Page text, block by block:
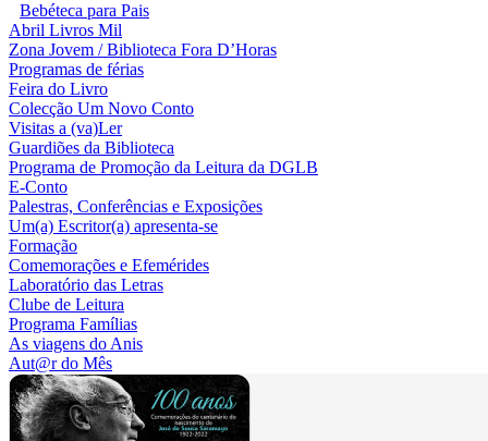
Bebéteca para Pais
Abril Livros Mil
Zona Jovem / Biblioteca Fora D’Horas
Programas de férias
Feira do Livro
Colecção Um Novo Conto
Visitas a (va)Ler
Guardiões da Biblioteca
Programa de Promoção da Leitura da DGLB
E-Conto
Palestras, Conferências e Exposições
Um(a) Escritor(a) apresenta-se
Formação
Comemorações e Efemérides
Laboratório das Letras
Clube de Leitura
Programa Famílias
As viagens do Anis
Aut@r do Mês